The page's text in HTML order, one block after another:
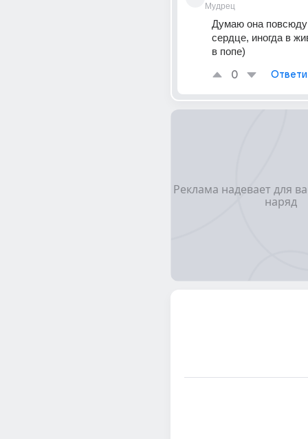
Мудрец
Думаю она повсюду
сердце, иногда в
в попе)
0